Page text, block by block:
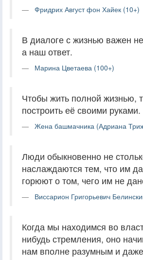
Фридрих Август фон Хайек (10+)
В диалоге с жизнью важен
а наш ответ.
Марина Цветаева (100+)
Чтобы жить полной жизнью,
построить её своими руками.
Жена башмачника (Адриана
Люди обыкновенно не
наслаждаются тем, что им
горюют о том, чего им не
Виссарион Григорьевич
Когда мы находимся во
нибудь стремления, оно
нам вполне разумным и даже